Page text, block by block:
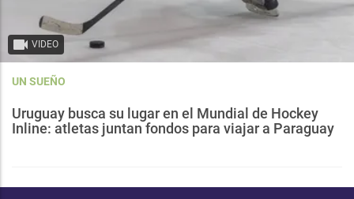
VIDEO
UN SUEÑO
Uruguay busca su lugar en el Mundial de Hockey
Inline: atletas juntan fondos para viajar a Paraguay